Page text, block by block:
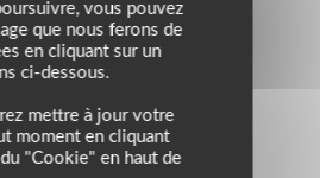
vous pouvez
que nous ferons de
en cliquant sur un
ci-dessous.
mettre à jour votre
moment en cliquant
"Cookie" en haut de